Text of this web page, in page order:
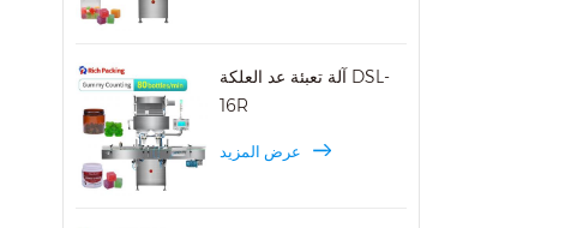
آلة تعبئة عد العلكة DSL-
16R
عرض المزيد